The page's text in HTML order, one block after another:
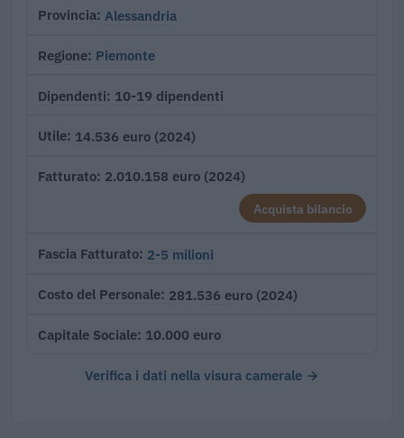
Provincia Alessandria
Regione Piemonte
Dipendenti 10-19 dipendenti
Utile 14.536 euro (2024)
Fatturato 2.010.158 euro (2024)
Acquista bilancio
Fascia Fatturato 2-5 milioni
Costo del Personale 281.536 euro (2024)
Capitale Sociale 10.000 euro
Verifica i dati nella visura camerale →